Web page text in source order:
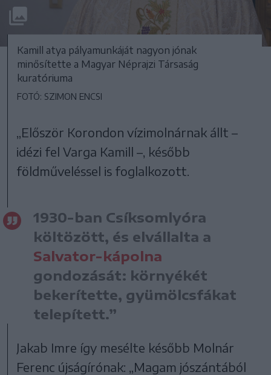
Kamill atya pályamunkáját nagyon jónak
minősítette a Magyar Néprajzi Társaság
kuratóriuma
FOTÓ: SZIMON ENCSI
„Először Korondon vízimolnárnak állt –
idézi fel Varga Kamill –, később
földműveléssel is foglalkozott.
1930-ban Csíksomlyóra
költözött, és elvállalta a
Salvator-kápolna
gondozását: környékét
bekerítette, gyümölcsfákat
telepített.”
Jakab Imre így mesélte később Molnár
Ferenc újságírónak: „Magam jószántából